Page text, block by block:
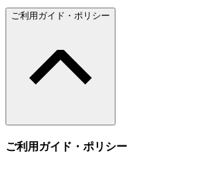
ご利用ガイド・ポリシー
ご利用ガイド・ポリシー